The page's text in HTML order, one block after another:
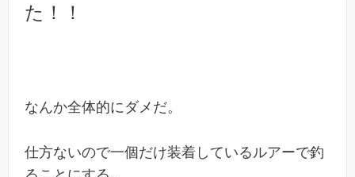
た！！
なんか全体的にダメだ。
仕方ないので一個だけ装着しているルアーで釣